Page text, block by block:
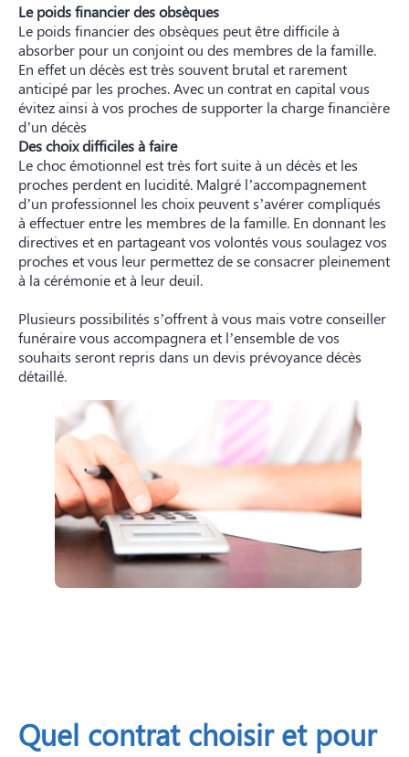
Le poids financier des obsèques
Le poids financier des obsèques peut être difficile à
absorber pour un conjoint ou des membres de la famille.
En effet un décès est très souvent brutal et rarement
anticipé par les proches. Avec un contrat en capital vous
évitez ainsi à vos proches de supporter la charge financière
d’un décès
Des choix difficiles à faire
Le choc émotionnel est très fort suite à un décès et les
proches perdent en lucidité. Malgré l’accompagnement
d’un professionnel les choix peuvent s’avérer compliqués
à effectuer entre les membres de la famille. En donnant les
directives et en partageant vos volontés vous soulagez vos
proches et vous leur permettez de se consacrer pleinement
à la cérémonie et à leur deuil.
Plusieurs possibilités s’offrent à vous mais votre conseiller
funéraire vous accompagnera et l’ensemble de vos
souhaits seront repris dans un devis prévoyance décès
détaillé.
Quel contrat choisir et pour